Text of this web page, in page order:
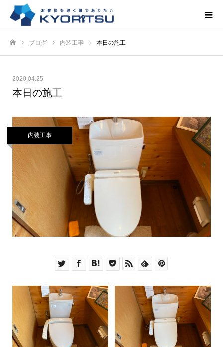
ブログ 内装工事 本日の施工
2020.04.25
本日の施工
内装工事